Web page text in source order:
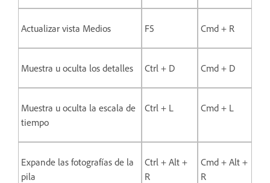
Actualizar vista Medios F5 Cmd + R
Muestra u oculta los detalles Ctrl + D Cmd + D
Muestra u oculta la escala de
tiempo
Ctrl + L Cmd + L
Expande las fotografías de la
pila
Ctrl + Alt +
R
Cmd + Alt +
R